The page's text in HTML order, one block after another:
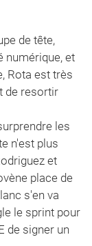
de tête,
numérique, et
Rota est très
de resortir
les
n'est plus
et
place de
s'en va
le sprint pour
de signer un